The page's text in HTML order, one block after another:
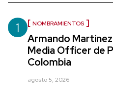
1 NOMBRAMIENTOS
Armando
Media Officer de
Colombia
agosto 5, 2026